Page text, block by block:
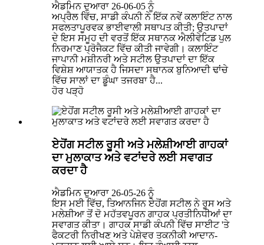
ਐਡਮਿਨ ਦੁਆਰਾ 26-06-05 ਨੂੰ
ਅਪ੍ਰੈਲ ਵਿੱਚ, ਸਾਡੀ ਕੰਪਨੀ ਨੇ ਇੱਕ ਨਵੇਂ ਕਲਾਇੰਟ ਨਾਲ
ਸਫਲਤਾਪੂਰਵਕ ਭਾਈਵਾਲੀ ਸਥਾਪਤ ਕੀਤੀ; ਉਤਪਾਦਾਂ
ਦੇ ਇਸ ਸਮੂਹ ਦੀ ਵਰਤੋਂ ਇੱਕ ਸਥਾਨਕ ਐਲੀਵੇਟਿਡ ਪੁਲ
ਨਿਰਮਾਣ ਪ੍ਰੋਜੈਕਟ ਵਿੱਚ ਕੀਤੀ ਜਾਵੇਗੀ। ਕਲਾਇੰਟ
ਜਾਪਾਨੀ ਮਸ਼ੀਨਰੀ ਅਤੇ ਸਟੀਲ ਉਤਪਾਦਾਂ ਦਾ ਇੱਕ
ਵਿਸ਼ੇਸ਼ ਆਯਾਤਕ ਹੈ ਜਿਸਦਾ ਸਥਾਨਕ ਬੁਨਿਆਦੀ ਢਾਂਚੇ
ਵਿੱਚ ਸਾਲਾਂ ਦਾ ਡੂੰਘਾ ਤਜਰਬਾ ਹੈ...
ਹੋਰ ਪੜ੍ਹੋ
ਏਹੋਂਗ ਸਟੀਲ ਰੂਸੀ ਅਤੇ ਮਲੇਸ਼ੀਆਈ ਗਾਹਕਾਂ
ਦਾ ਮੁਲਾਕਾਤ ਅਤੇ ਵਟਾਂਦਰੇ ਲਈ ਸਵਾਗਤ
ਕਰਦਾ ਹੈ
ਐਡਮਿਨ ਦੁਆਰਾ 26-05-26 ਨੂੰ
ਇਸ ਮਈ ਵਿੱਚ, ਤਿਆਨਜਿਨ ਏਹੋਂਗ ਸਟੀਲ ਨੇ ਰੂਸ ਅਤੇ
ਮਲੇਸ਼ੀਆ ਤੋਂ ਦੋ ਮਹੱਤਵਪੂਰਨ ਗਾਹਕ ਪ੍ਰਤੀਨਿਧੀਆਂ ਦਾ
ਸਵਾਗਤ ਕੀਤਾ। ਗਾਹਕ ਸਾਡੀ ਕੰਪਨੀ ਵਿੱਚ ਸਾਈਟ 'ਤੇ
ਫੈਕਟਰੀ ਨਿਰੀਖਣ ਅਤੇ ਪੇਸ਼ੇਵਰ ਤਕਨੀਕੀ ਆਦਾਨ-